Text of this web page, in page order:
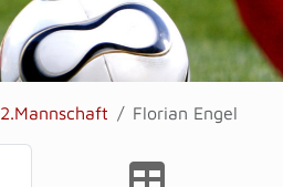
2.Mannschaft Florian Engel